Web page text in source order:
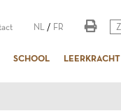
NL / FR
SCHOOL LEERKRACHT